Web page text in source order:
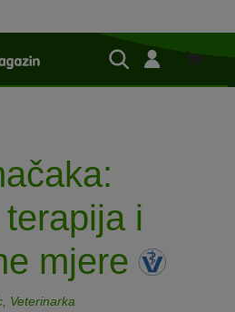
Shop
i
mjere
Veterinarka